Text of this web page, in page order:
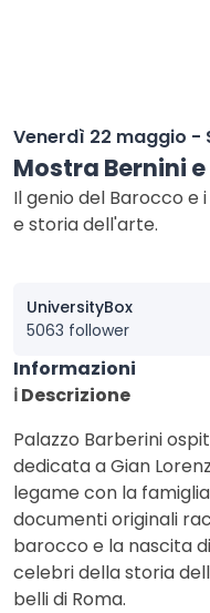
Venerdì 22 maggio -
Mostra Bernini
Il genio del Barocco e
e storia dell'arte.
UniversityBox
5063 follower
Informazioni
ℹ️ Descrizione
Palazzo Barberini
dedicata a Gian
legame con la
documenti originali
barocco e la nascita
celebri della storia
belli di Roma.